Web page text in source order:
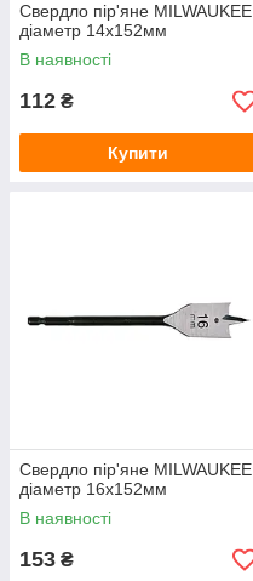
Свердло пір'яне MILWAUKEE,
діаметр 14x152мм
В наявності
112 ₴
Купити
Свердло пір'яне MILWAUKEE,
діаметр 16x152мм
В наявності
153 ₴